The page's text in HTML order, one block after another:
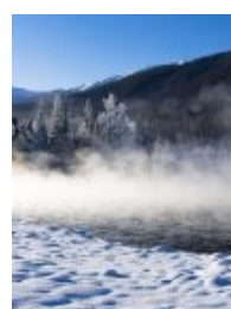
统小编给大